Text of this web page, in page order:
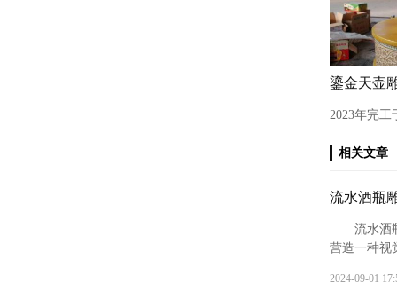
2023年完工
相关文章
流水酒瓶
流水酒
营造一种视
从而创造出
2024-09-01